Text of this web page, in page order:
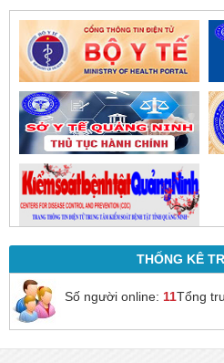
THỐNG KÊ
Số người online: 11Tổng